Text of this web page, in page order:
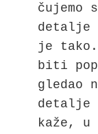
čujemo
detalje
je tako.
biti
gledao
detalje
kaže, u